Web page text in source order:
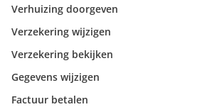
Verhuizing doorgeven
Verzekering wijzigen
Verzekering bekijken
Gegevens wijzigen
Factuur betalen